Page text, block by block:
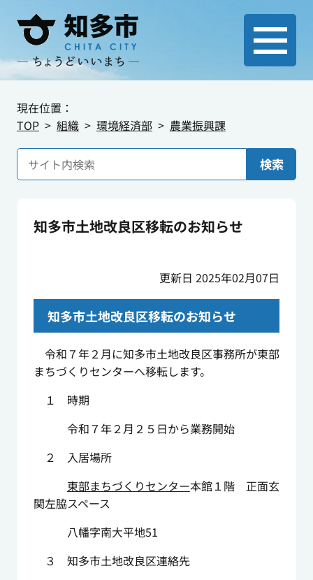
現在位置：
TOP
組織 環境経済部 農業振興課
検索
知多市土地改良区移転のお知らせ
更新日 2025年02月07日
知多市土地改良区移転のお知らせ
令和７年２月に知多市土地改良区事務所が東部
まちづくりセンターへ移転します。
１ 時期
令和７年２月２５日から業務開始
２ 入居場所
東部まちづくりセンター本館１階 正面玄
関左脇スペース
八幡字南大平地51
３ 知多市土地改良区連絡先